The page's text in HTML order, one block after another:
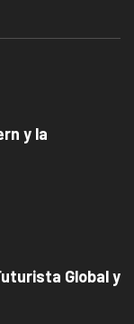
y la
Global y